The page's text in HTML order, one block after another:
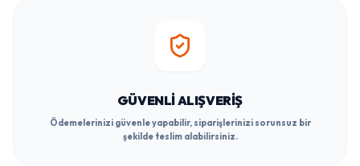
GÜVENLI ALIŞVERIŞ
Ödemelerinizi güvenle yapabilir, siparişlerinizi sorunsuz bir
şekilde teslim alabilirsiniz.